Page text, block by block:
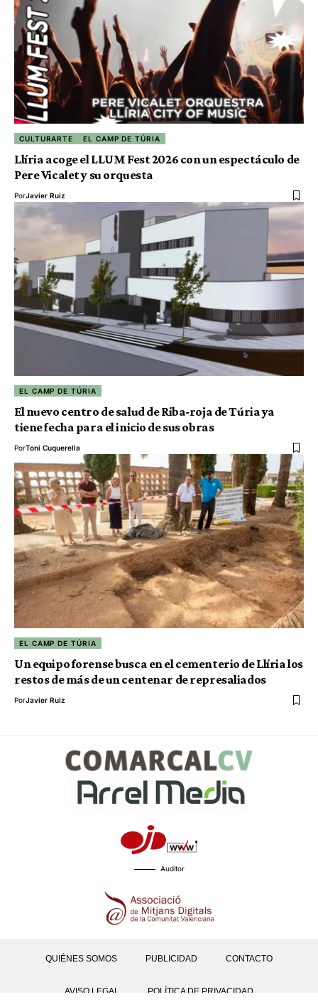
CULTURARTE EL CAMP DE TÚRIA
Llíria acoge el LLUM Fest 2026 con un espectáculo de
Pere Vicalet y su orquesta
PorJavier Ruiz
EL CAMP DE TÚRIA
El nuevo centro de salud de Riba-roja de Túria ya
tiene fecha para el inicio de sus obras
PorToni Cuquerella
EL CAMP DE TÚRIA
Un equipo forense busca en el cementerio de Llíria los
restos de más de un centenar de represaliados
PorJavier Ruiz
Auditor
QUIÉNES SOMOS PUBLICIDAD CONTACTO
AVISO LEGAL POLÍTICA DE PRIVACIDAD